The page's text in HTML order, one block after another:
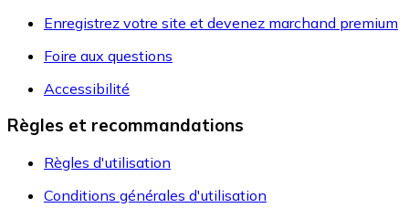
Enregistrez votre site et devenez marchand premium
Foire aux questions
Accessibilité
Règles et recommandations
Règles d'utilisation
Conditions générales d'utilisation